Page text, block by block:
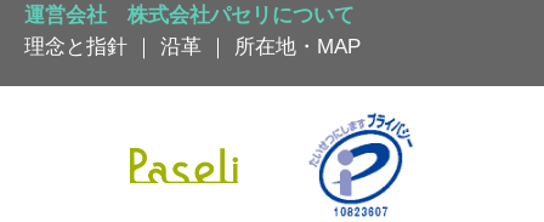
運営会社 株式会社パセリについて
理念と指針 ｜ 沿革 ｜ 所在地・MAP